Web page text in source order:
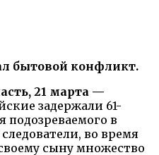
бытовой конфликт.
21 марта —
задержали 61-
подозреваемого в
во время
сыну множество